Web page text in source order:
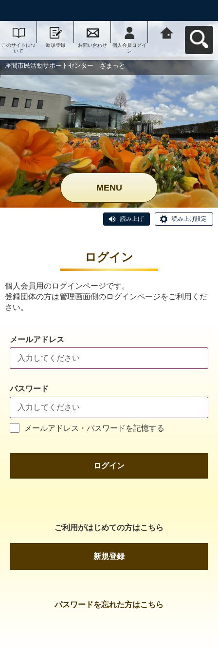
このサイトにつ
いて
新規登録 お問い合わせ
個人会員ログイ
ン
ー ざまっとへ
座間市民活動サポートセンター ざまっと
MENU
読み上げ 読み上げ設定
ログイン
個人会員用のログインページです。
登録団体の方は管理画面側のログインページをご利用くだ
さい。
メールアドレス
パスワード
メールアドレス・パスワードを記憶する
ログイン
ご利用がはじめての方はこちら
新規登録
パスワードを忘れた方はこちら